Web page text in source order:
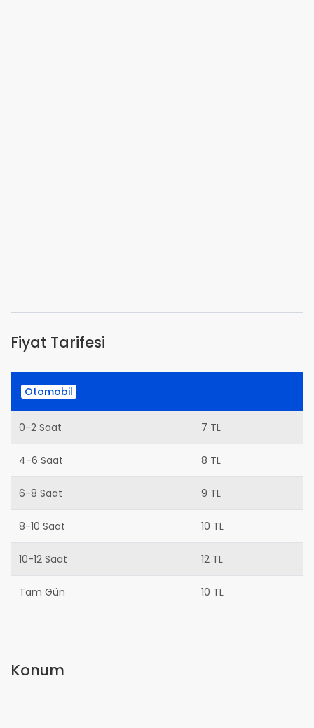
Fiyat Tarifesi
Otomobil
0-2 Saat 7 TL
4-6 Saat 8 TL
6-8 Saat 9 TL
8-10 Saat 10 TL
10-12 Saat 12 TL
Tam Gün 10 TL
Konum